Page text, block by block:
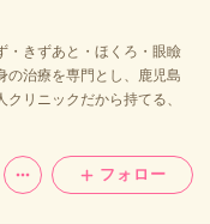
・きずあと・ほくろ・眼瞼
の治療を専門とし、鹿児島
リニックだから持てる、
フォロー